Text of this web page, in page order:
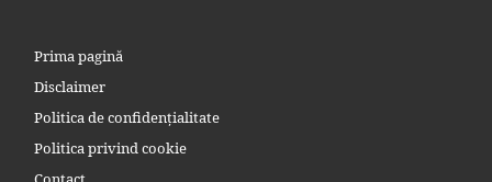
Prima pagină
Disclaimer
Politica de confidențialitate
Politica privind cookie